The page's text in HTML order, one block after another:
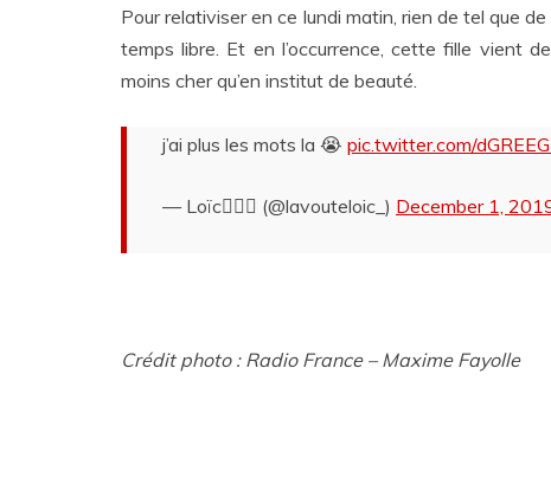
Pour relativiser en ce lundi matin, rien de tel que
temps libre. Et en l’occurrence, cette fille vient
moins cher qu’en institut de beauté.
j’ai plus les mots la 😭 pic.twitter.com/
— Loïc👨🏽‍⚕️ (@lavouteloic_) December 1,
Crédit photo : Radio France – Maxime Fayolle